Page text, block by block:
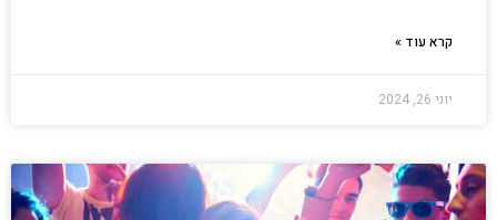
קרא עוד »
יוני 26, 2024